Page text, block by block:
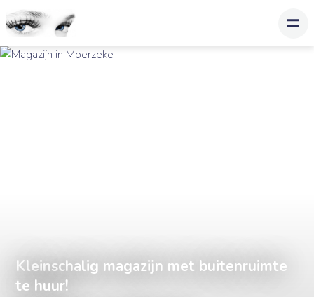
Kleinschalig magazijn met buitenruimte
te huur!